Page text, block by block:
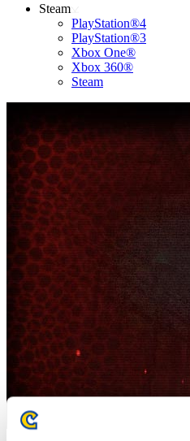
Steam
PlayStation®4
PlayStation®3
Xbox One®
Xbox 360®
Steam